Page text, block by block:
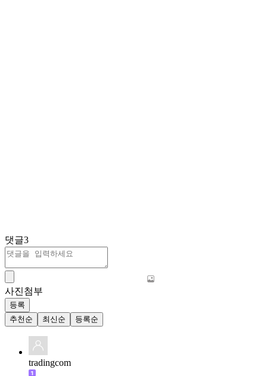
댓글3
사진첨부
등록
추천순
최신순 등록순
tradingcom